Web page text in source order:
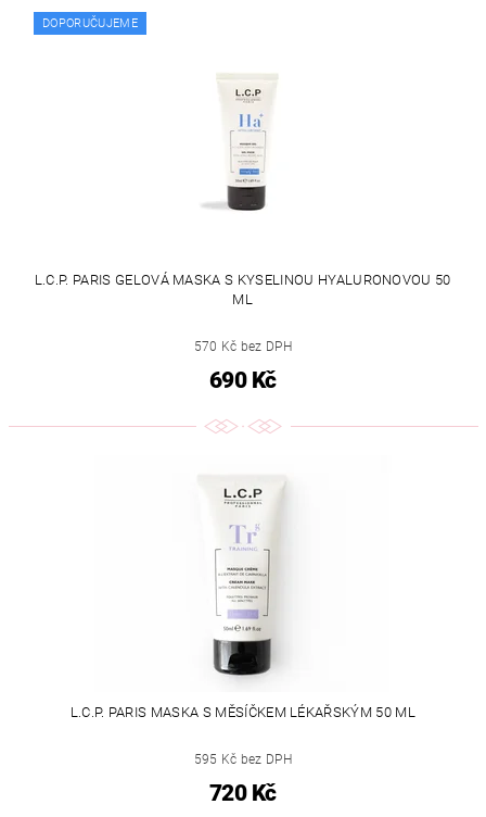
DOPORUČUJEME
L.C.P. PARIS GELOVÁ MASKA S KYSELINOU HYALURONOVOU 50
ML
570 Kč bez DPH
690 Kč
L.C.P. PARIS MASKA S MĚSÍČKEM LÉKAŘSKÝM 50 ML
595 Kč bez DPH
720 Kč